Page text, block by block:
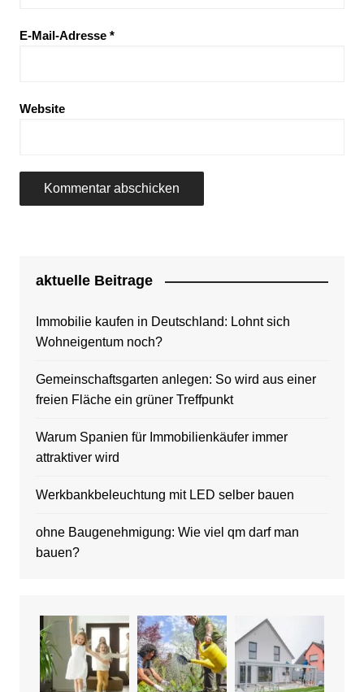
E-Mail-Adresse *
Website
aktuelle Beitrage
Immobilie kaufen in Deutschland: Lohnt sich
Wohneigentum noch?
Gemeinschaftsgarten anlegen: So wird aus einer
freien Fläche ein grüner Treffpunkt
Warum Spanien für Immobilienkäufer immer
attraktiver wird
Werkbankbeleuchtung mit LED selber bauen
ohne Baugenehmigung: Wie viel qm darf man
bauen?